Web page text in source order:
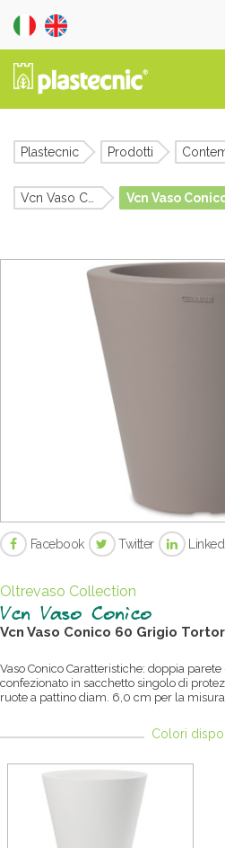
Plastecnic Prodotti
Vcn Vaso
Facebook Twitter
Oltrevaso Collection
Vcn Vaso Conico
Vcn Vaso Conico 60 Grigio
Vaso Conico Caratteristiche: doppia
confezionato in sacchetto singolo di
ruote a pattino diam. 6,0 cm per la
Colori